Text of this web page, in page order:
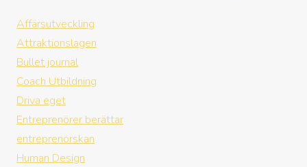
Affärsutveckling
Attraktionslagen
Bullet journal
Coach Utbildning
Driva eget
Entreprenörer berättar
entreprenorskan
Human Design